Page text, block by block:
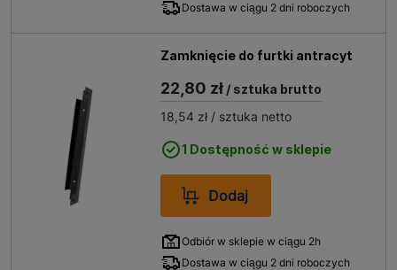
Dostawa w ciągu 2 dni roboczych
Zamknięcie do furtki antracyt
22,80 zł / sztuka brutto
18,54 zł / sztuka netto
1 Dostępność w sklepie
Dodaj
Odbiór w sklepie w ciągu 2h
Dostawa w ciągu 2 dni roboczych